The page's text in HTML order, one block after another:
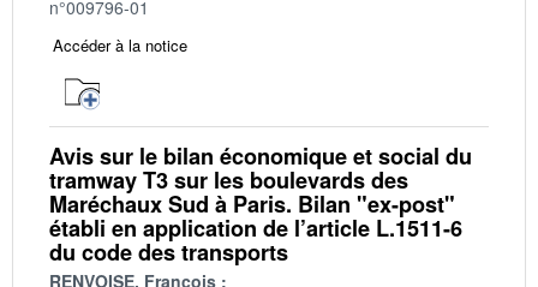
n°009796-01
Accéder à la notice
Avis sur le bilan économique et social du
tramway T3 sur les boulevards des
Maréchaux Sud à Paris. Bilan "ex-post"
établi en application de l’article L.1511-6
du code des transports
RENVOISE, François